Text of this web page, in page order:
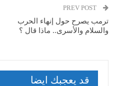
ترمب يصرح حول إنهاء الحرب
والسلام والأسرى.. ماذا قال ؟
قد يعجبك ايضا